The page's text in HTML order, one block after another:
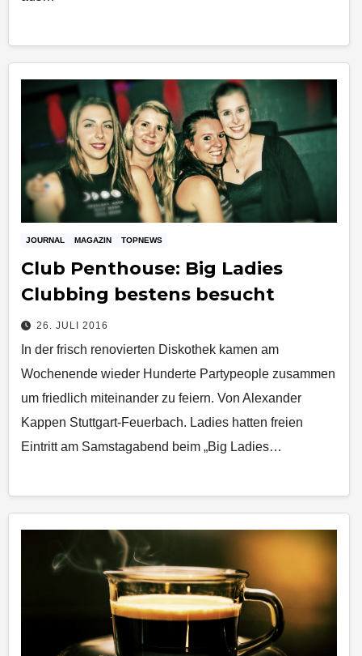
JOURNAL MAGAZIN TOPNEWS
Club Penthouse: Big Ladies
Clubbing bestens besucht
26. JULI 2016
In der frisch renovierten Diskothek kamen am
Wochenende wieder Hunderte Partypeople zusammen
um friedlich miteinander zu feiern. Von Alexander
Kappen Stuttgart-Feuerbach. Ladies hatten freien
Eintritt am Samstagabend beim „Big Ladies…